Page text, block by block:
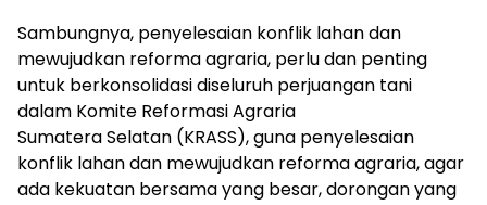
Sambungnya, penyelesaian konflik lahan dan
mewujudkan reforma agraria, perlu dan penting
untuk berkonsolidasi diseluruh perjuangan tani
dalam Komite Reformasi Agraria
Sumatera Selatan (KRASS), guna penyelesaian
konflik lahan dan mewujudkan reforma agraria, agar
ada kekuatan bersama yang besar, dorongan yang